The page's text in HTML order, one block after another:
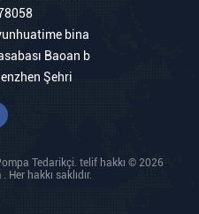
bina
Baoan b
Şehri
Tedarikçi. telif hakkı © 2026
hakkı saklıdır.